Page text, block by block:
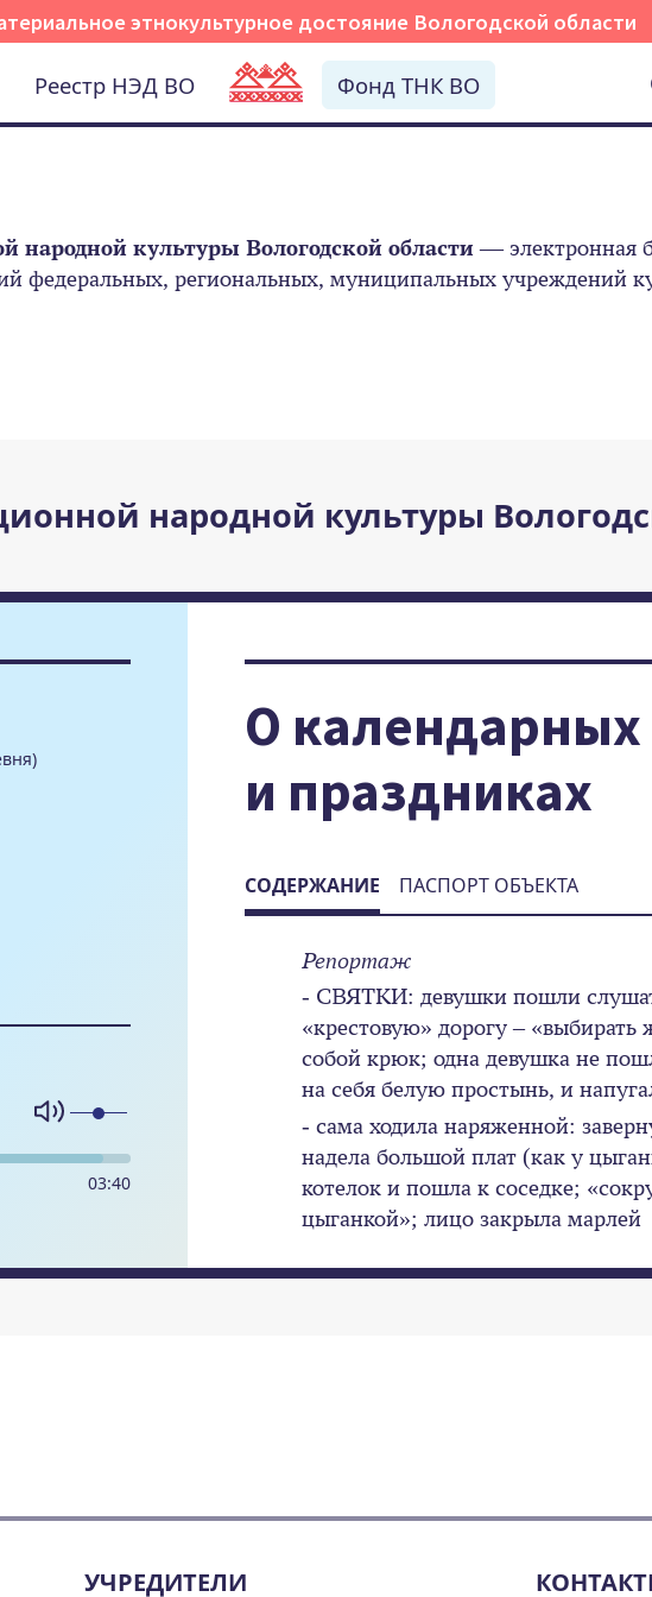
этнокультурное достояние Вологодской области
Реестр НЭД ВО Фонд ТНК ВО
народной культуры Вологодской области— электронная
федеральных, региональных, муниципальных учреждений
народной культуры
03:40
О
и праздниках
СОДЕРЖАНИЕ ПАСПОРТ ОБЪЕКТА
Репортаж
- СВЯТКИ: девушки пошли
«крестовую» дорогу – «выбирать
собой крюк; одна девушка не
на себя белую простынь, и
- сама ходила наряженной:
надела большой плат (как у
котелок и пошла к соседке;
цыганкой»; лицо закрыла марлей
УЧРЕДИТЕЛИ